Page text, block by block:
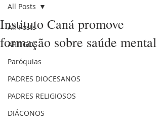
All Posts
ARTIGOS
Paróquias
PADRES DIOCESANOS
PADRES RELIGIOSOS
DIÁCONOS
All Posts
Instituto Caná promove
formação sobre saúde mental